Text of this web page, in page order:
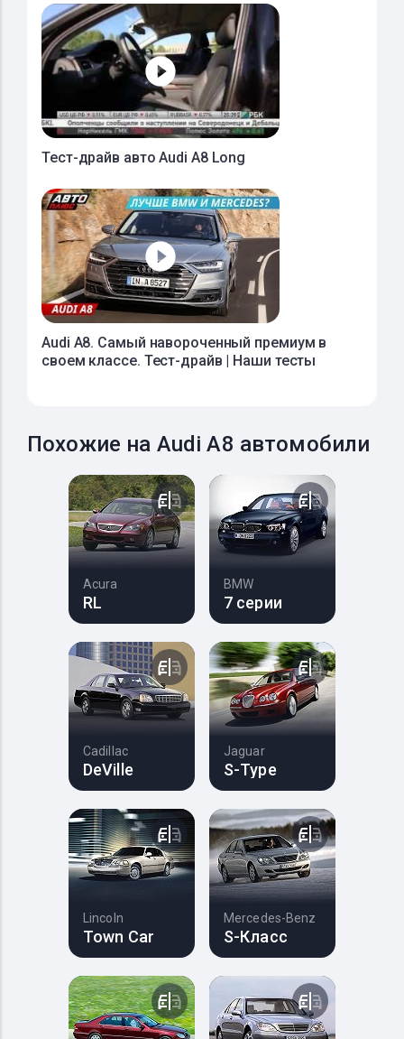
Тест-драйв авто Audi A8 Long
Audi A8. Самый навороченный премиум в
своем классе. Тест-драйв | Наши тесты
Похожие на Audi A8 автомобили
Acura
RL
BMW
7 серии
Cadillac
DeVille
Jaguar
S-Type
Lincoln
Town Car
Mercedes-Benz
S-Класс